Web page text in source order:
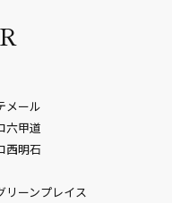
メール
六甲道
西明石
リーンプレイス